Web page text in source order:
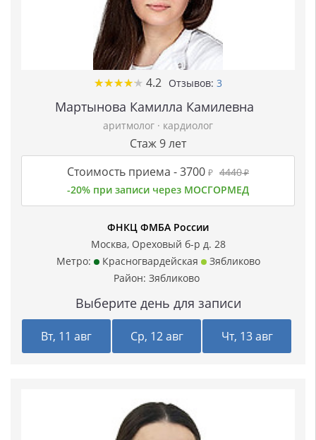
★★★★★
★★★★★ 4.2 Отзывов: 3
Мартынова Камилла Камилевна
аритмолог · кардиолог
Стаж 9 лет
Стоимость приема -3700 ₽ 4440₽
-20% при записи через МОСГОРМЕД
ФНКЦ ФМБА России
Москва, Ореховый б-р д. 28
Метро:
Красногвардейская
Зябликово
Район: Зябликово
Выберите день для записи
Вт, 11 авг Ср, 12 авг Чт, 13 авг